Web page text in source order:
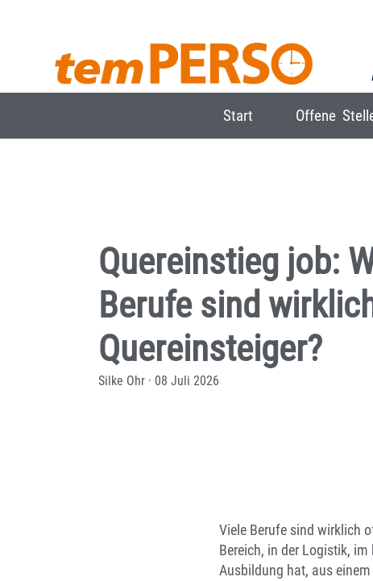
Start Offene
Quereinstieg job:
Berufe sind
Quereinsteiger?
Silke Ohr · 08 Juli 2026
Viele Berufe sind wirklich
Bereich, in der Logistik,
Ausbildung hat, aus